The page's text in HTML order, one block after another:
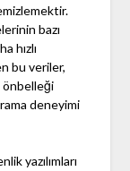
bazı
hızlı
bu veriler,
önbelleği
deneyimi
yazılımları